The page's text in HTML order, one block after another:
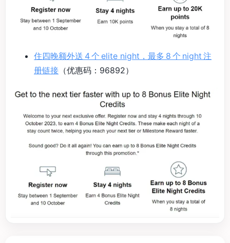
住四晚额外送 4 个 elite night，最多 8 个 night 注
册链接 （优惠码：96892）